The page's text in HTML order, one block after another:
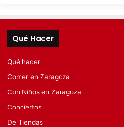
Qué Hacer
Qué hacer
Comer en Zaragoza
Con Niños en Zaragoza
Conciertos
De Tiendas